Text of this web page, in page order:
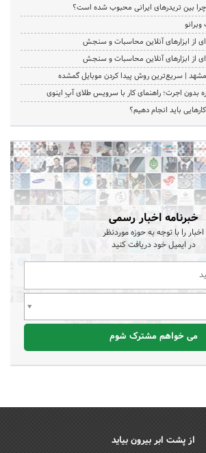
بین تریدرهای ایرانی محبوب شده است؟
از ابزارهای آنلاین محاسبات و سنجش
از ابزارهای آنلاین محاسبات و سنجش
| سریع‌ترین روش پیدا کردن موبایل گمشده
بدون اجرت؛ راهنمای کار با سرویس طلای آپِ اینوی
باید انجام دهیم؟
خبرنامه اخبار رسمی
اخبار را با توجه به حوزه موردنظر
در ایمیل خود دریافت کنید
می خواهم مشترک شوم
از پشت ابر بیرون بیاید